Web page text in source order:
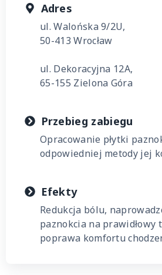
Adres
ul. Walońska 9/2U,
50-413 Wrocław
ul. Dekoracyjna 12A,
65-155 Zielona Góra
Przebieg zabiegu
Opracowanie płytki
odpowiedniej metody jej
Efekty
Redukcja bólu,
paznokcia na prawidłowy
poprawa komfortu